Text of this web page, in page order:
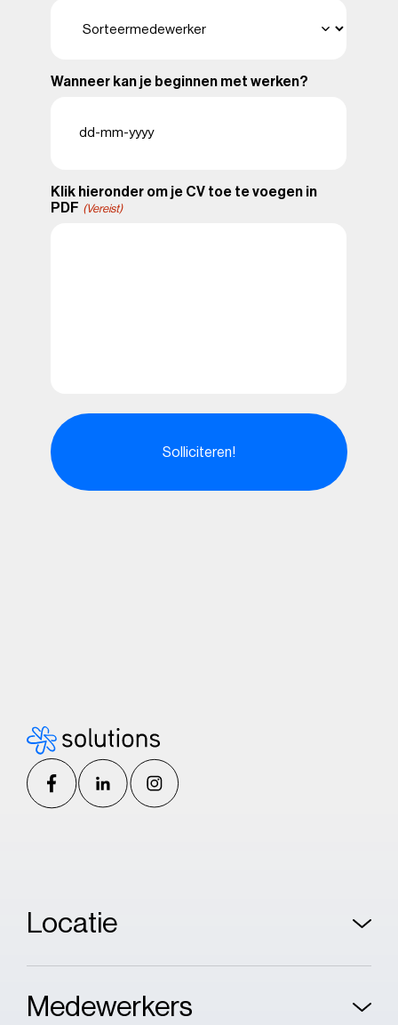
Wanneer kan je beginnen met werken?
dash
JJJJ
Klik hieronder om je CV toe te voegen in
PDF (Vereist)
Locatie
Medewerkers